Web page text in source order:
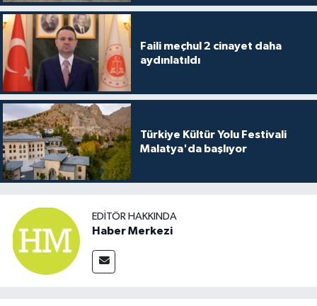
Faili meçhul 2 cinayet daha
aydınlatıldı
Türkiye Kültür Yolu Festivali
Malatya'da başlıyor
EDITÖR HAKKINDA
Haber Merkezi